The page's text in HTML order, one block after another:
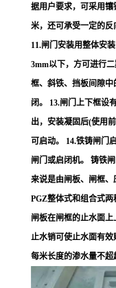
据用户要求，可采用镶
米，还可承受一定的反
11.闸门安装用整体安
3mm以下，方可进行
框、斜铁、挡板间隙
闭。 13.闸门上下框设
出，安装凝固后(使用
可启动。 14.铁铸闸门
闸门或启闭机。 铸铁
来说是由闸板、闸框、
PGZ整体式和组合式
闸板在闸框的止水面
止水销可使止水面有效
每米长度的渗水量不超